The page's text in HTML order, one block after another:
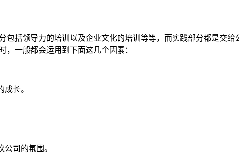
包括领导力的培训以及企业文化的培训等等，而实践部分都是交
，一般都会运用到下面这几个因素：
长。
司的氛围。